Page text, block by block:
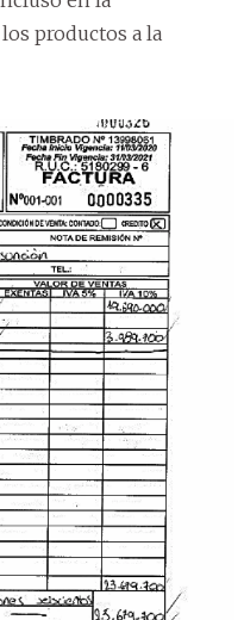
productos a la